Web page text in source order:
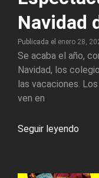
Navidad
Publicada el enero 28,
Se acaba el año,
Navidad, los
las vacaciones.
ven en
Seguir leyendo